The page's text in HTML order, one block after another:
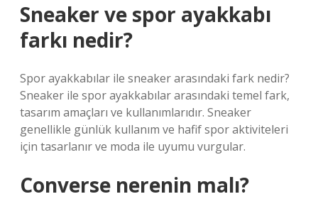
Sneaker ve spor ayakkabı
farkı nedir?
Spor ayakkabılar ile sneaker arasındaki fark nedir?
Sneaker ile spor ayakkabılar arasındaki temel fark,
tasarım amaçları ve kullanımlarıdır. Sneaker
genellikle günlük kullanım ve hafif spor aktiviteleri
için tasarlanır ve moda ile uyumu vurgular.
Converse nerenin malı?